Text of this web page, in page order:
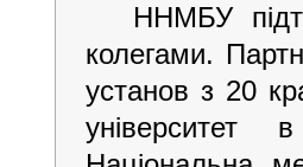
ННМБУ
колегами.
установ з 20
університет